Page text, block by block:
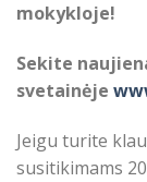
mokykloje!
Sekite
svetainėje
Jeigu turite
susitikimams